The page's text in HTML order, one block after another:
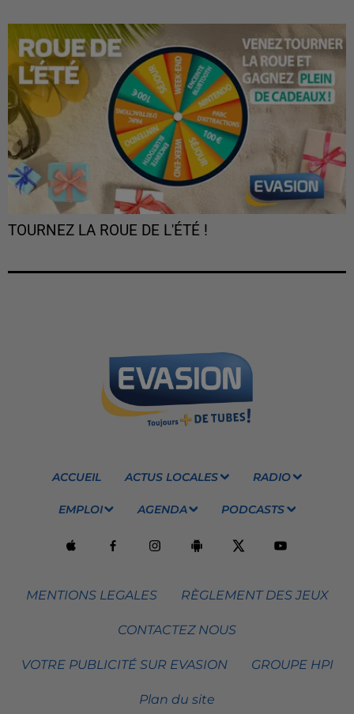
TOURNEZ LA ROUE DE L'ÉTÉ !
ACCUEIL ACTUS LOCALES RADIO
EMPLOI AGENDA PODCASTS
MENTIONS LEGALES RÈGLEMENT DES JEUX
CONTACTEZ NOUS
VOTRE PUBLICITÉ SUR EVASION GROUPE HPI
Plan du site